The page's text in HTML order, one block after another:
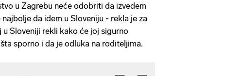
u Zagrebu neće odobriti da izvedem
da idem u Sloveniju - rekla je za
u Sloveniji rekli kako će joj sigurno
sporno i da je odluka na roditeljima.